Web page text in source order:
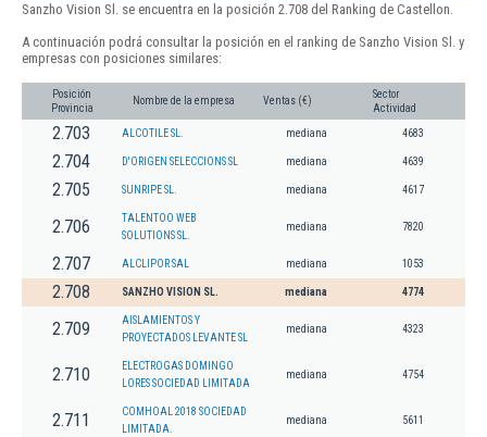
Sanzho Vision Sl. se encuentra en la posición 2.708 del Ranking de Castellon.
A continuación podrá consultar la posición en el ranking de Sanzho Vision Sl. y
empresas con posiciones similares:
Posición
Provincia
Nombre de la empresa Ventas (€)
Sector
Actividad
2.703 ALCOTILE SL. mediana 4683
2.704 D'ORIGEN SELECCIONS SL mediana 4639
2.705 SUNRIPE SL. mediana 4617
2.706
TALENTOO WEB
SOLUTIONS SL.
mediana 7820
2.707 ALCLIPOR SAL mediana 1053
2.708 SANZHO VISION SL. mediana 4774
2.709
AISLAMIENTOS Y
PROYECTADOS LEVANTE SL
mediana 4323
2.710
ELECTROGAS DOMINGO
LORES SOCIEDAD LIMITADA
mediana 4754
2.711
COMHOAL 2018 SOCIEDAD
LIMITADA.
mediana 5611